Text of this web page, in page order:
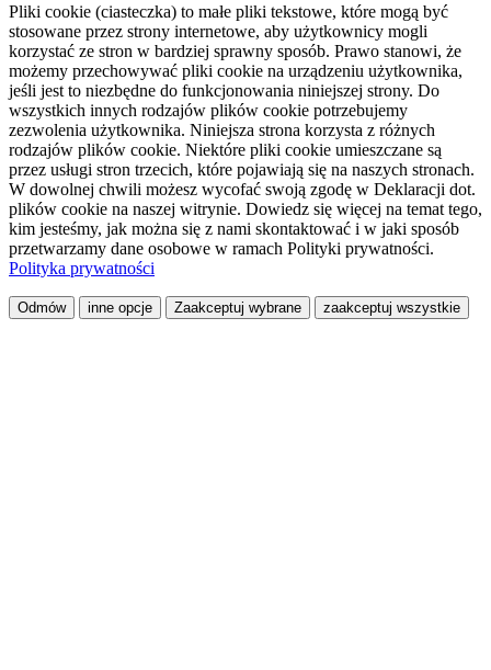
Pliki cookie (ciasteczka) to małe pliki tekstowe, które mogą być
stosowane przez strony internetowe, aby użytkownicy mogli
korzystać ze stron w bardziej sprawny sposób. Prawo stanowi, że
możemy przechowywać pliki cookie na urządzeniu użytkownika,
jeśli jest to niezbędne do funkcjonowania niniejszej strony. Do
wszystkich innych rodzajów plików cookie potrzebujemy
zezwolenia użytkownika. Niniejsza strona korzysta z różnych
rodzajów plików cookie. Niektóre pliki cookie umieszczane są
przez usługi stron trzecich, które pojawiają się na naszych stronach.
W dowolnej chwili możesz wycofać swoją zgodę w Deklaracji dot.
plików cookie na naszej witrynie. Dowiedz się więcej na temat tego,
kim jesteśmy, jak można się z nami skontaktować i w jaki sposób
przetwarzamy dane osobowe w ramach Polityki prywatności.
Polityka prywatności
Odmów inne opcje Zaakceptuj wybrane zaakceptuj wszystkie